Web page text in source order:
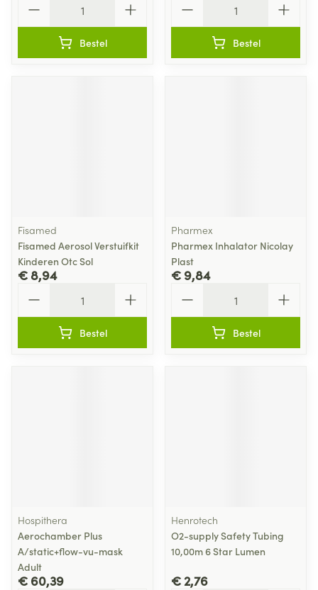
Bestel Bestel
Fisamed
Fisamed Aerosol Verstuifkit
Kinderen Otc Sol
€ 8,94
Bestel
Pharmex
Pharmex Inhalator Nicolay
Plast
€ 9,84
Bestel
Hospithera
Aerochamber Plus
A/static+flow-vu-mask
Adult
€ 60,39
Henrotech
O2-supply Safety Tubing
10,00m 6 Star Lumen
€ 2,76